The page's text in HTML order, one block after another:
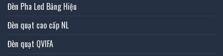
Đèn Pha Led Bảng Hiệu
Đèn quạt cao cấp NL
Đèn quạt QVIFA